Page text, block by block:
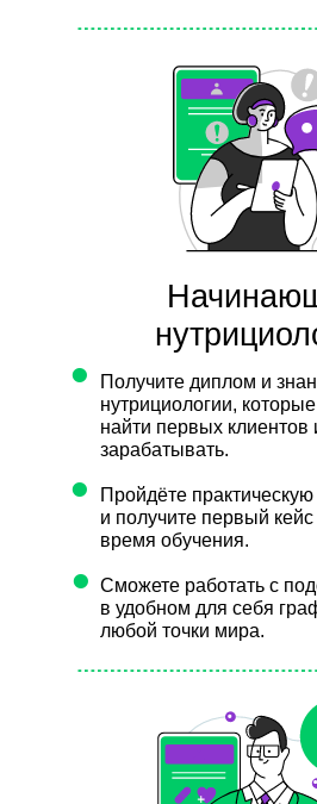
Получите диплом и
нутрициологии,
найти первых клиентов
зарабатывать.
Пройдёте практическую
и получите первый
время обучения.
Сможете работать с
в удобном для себя
любой точки мира.
•
•
•